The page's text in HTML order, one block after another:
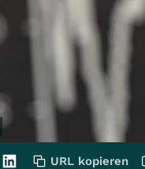
URL kopieren